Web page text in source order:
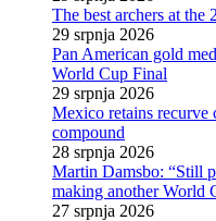
The best archers at
29 srpnja 2026
Pan American gold
World Cup Final
29 srpnja 2026
Mexico retains recurve
compound
28 srpnja 2026
Martin Damsbo: “Still
making another World
27 srpnja 2026